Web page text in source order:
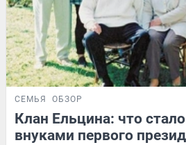
СЕМЬЯ ОБЗОР
Клан Ельцина: что
внуками первого